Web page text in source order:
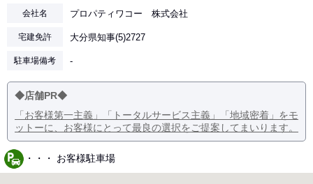
会社名 プロパティワコー 株式会社
宅建免許 大分県知事(5)2727
駐車場備考 -
◆店舗PR◆
「お客様第一主義」「トータルサービス主義」「地域密着」をモ
ットーに、お客様にとって最良の選択をご提案してまいります。
・・・ お客様駐車場